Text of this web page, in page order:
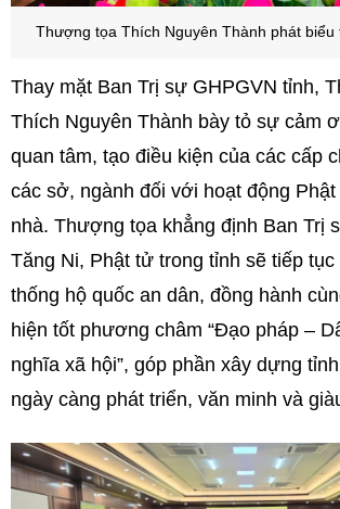
Thượng tọa Thích Nguyên Thành phát biểu
Thay mặt Ban Trị sự GHPGVN tỉnh,
Thích Nguyên Thành bày tỏ sự cảm
quan tâm, tạo điều kiện của các cấp
các sở, ngành đối với hoạt động
nhà. Thượng tọa khẳng định Ban Trị
Tăng Ni, Phật tử trong tỉnh sẽ tiếp tục
thống hộ quốc an dân, đồng hành
hiện tốt phương châm “Đạo pháp –
nghĩa xã hội”, góp phần xây dựng
ngày càng phát triển, văn minh và